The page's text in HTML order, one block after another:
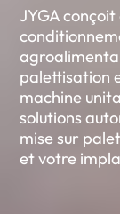
JYGA
palettisation
machine
solutions
mise sur
et votre